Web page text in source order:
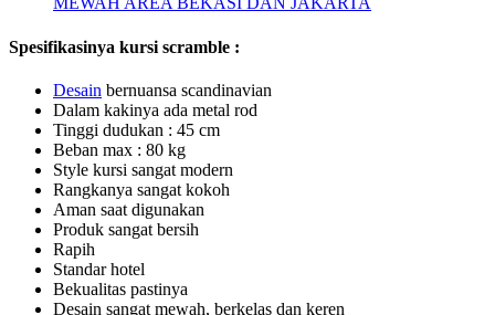
Spesifikasinya kursi scramble :
Desain bernuansa scandinavian
Dalam kakinya ada metal rod
Tinggi dudukan : 45 cm
Beban max : 80 kg
Style kursi sangat modern
Rangkanya sangat kokoh
Aman saat digunakan
Produk sangat bersih
Rapih
Standar hotel
Bekualitas pastinya
Desain sangat mewah, berkelas dan keren